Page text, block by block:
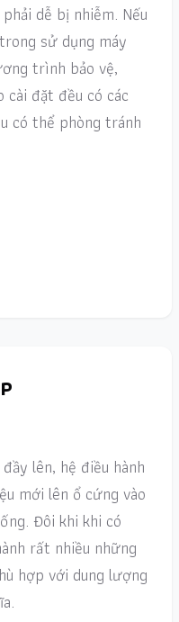
dễ bị nhiễm. Nếu
sử dụng máy
trình bảo vệ,
đặt đều có các
có thể phòng tránh
lên, hệ điều hành
mới lên ổ cứng vào
Đôi khi khi có
rất nhiều những
hợp với dung lượng